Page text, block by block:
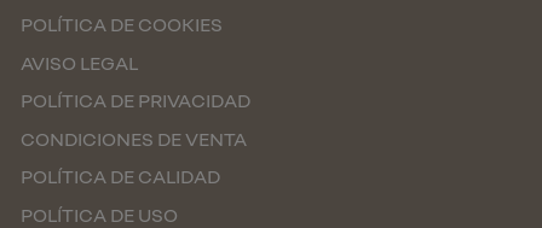
POLÍTICA DE COOKIES
AVISO LEGAL
POLÍTICA DE PRIVACIDAD
CONDICIONES DE VENTA
POLÍTICA DE CALIDAD
POLÍTICA DE USO